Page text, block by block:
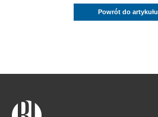
Powrót do artykułu